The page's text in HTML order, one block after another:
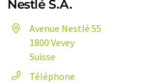
Nestlé S.A.
Avenue Nestlé 55
1800 Vevey
Suisse
Téléphone